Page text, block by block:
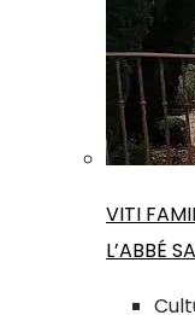
VITI
L’ABBÉ